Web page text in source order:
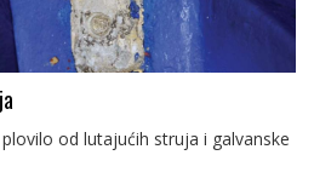
od lutajućih struja i galvanske